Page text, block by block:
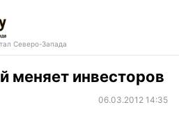
Северо-Запада
меняет инвесторов
06.03.2012 14:35